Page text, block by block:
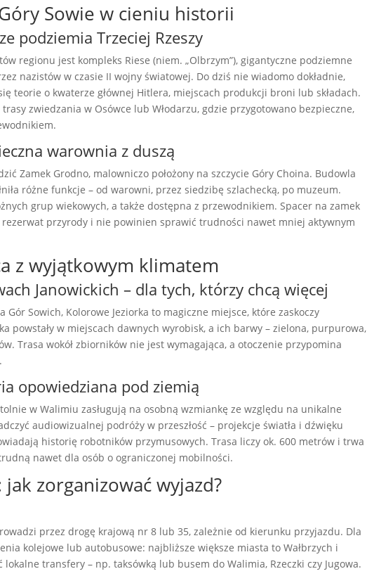
Sowie w cieniu historii
podziemia Trzeciej Rzeszy
regionu jest kompleks Riese (niem. „Olbrzym”), gigantyczne podziemne
nazistów w czasie II wojny światowej. Do dziś nie wiadomo dokładnie,
teorie o kwaterze głównej Hitlera, miejscach produkcji broni lub składach.
zwiedzania w Osówce lub Włodarzu, gdzie przygotowano bezpieczne,
warownia z duszą
Zamek Grodno, malowniczo położony na szczycie Góry Choina. Budowla
różne funkcje – od warowni, przez siedzibę szlachecką, po muzeum.
grup wiekowych, a także dostępna z przewodnikiem. Spacer na zamek
przyrody i nie powinien sprawić trudności nawet mniej aktywnym
z wyjątkowym klimatem
Janowickich – dla tych, którzy chcą więcej
Gór Sowich, Kolorowe Jeziorka to magiczne miejsce, które zaskoczy
powstały w miejscach dawnych wyrobisk, a ich barwy – zielona, purpurowa,
Trasa wokół zbiorników nie jest wymagająca, a otoczenie przypomina
opowiedziana pod ziemią
w Walimiu zasługują na osobną wzmiankę ze względu na unikalne
audiowizualnej podróży w przeszłość – projekcje światła i dźwięku
historię robotników przymusowych. Trasa liczy ok. 600 metrów i trwa
nawet dla osób o ograniczonej mobilności.
zorganizować wyjazd?
przez drogę krajową nr 8 lub 35, zależnie od kierunku przyjazdu. Dla
kolejowe lub autobusowe: najbliższe większe miasta to Wałbrzych i
transfery – np. taksówką lub busem do Walimia, Rzeczki czy Jugowa.